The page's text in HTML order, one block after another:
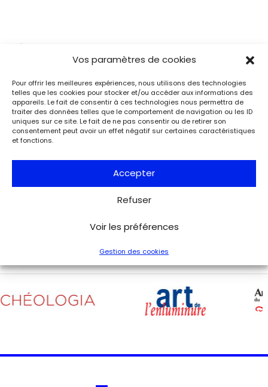
Vos paramètres de cookies
Pour offrir les meilleures expériences, nous utilisons des technologies
telles que les cookies pour stocker et/ou accéder aux informations des
appareils. Le fait de consentir à ces technologies nous permettra de
traiter des données telles que le comportement de navigation ou les ID
uniques sur ce site. Le fait de ne pas consentir ou de retirer son
consentement peut avoir un effet négatif sur certaines caractéristiques
et fonctions.
Accepter
Refuser
Voir les préférences
Gestion des cookies
Événements Charles de Gaulle raconte la Libération
de Paris. Lettre à son épouse
Paris
Musée de la Libération de Paris – musée du général
Leclerc – musée Jean Moulin
À l’occasion de l’anniversaire de la Libération de Paris, le
musée de la Libération de Paris – musée du général
Leclerc – musée Jean Moulin expose la lettre du 27 août
les événements de la Libération de Paris.
Voir tous les événements